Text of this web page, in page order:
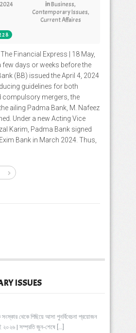
inBusiness,
Contemporary Issues,
Current Affaires
Financial Express | 18 May,
few days or weeks before the
(BB) issued the April 4, 2024
guidelines for both
compulsory mergers, the
ailing Padma Bank, M. Nafeez
Under a new Acting Vice
Karim, Padma Bank signed
Bank in March 2024. Thus,
ISSUES
সংস্কার থেকে পিছিয়ে আসা পুনর্বিবেচনা প্রয়োজন
২০২৬ | সম্প্রতি জুন-শেষে […]